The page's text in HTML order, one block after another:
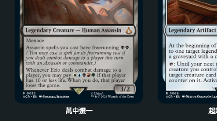
萬中選一
超